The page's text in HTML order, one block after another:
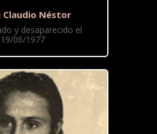
Claudio Néstor
y desaparecido el
19/06/1977